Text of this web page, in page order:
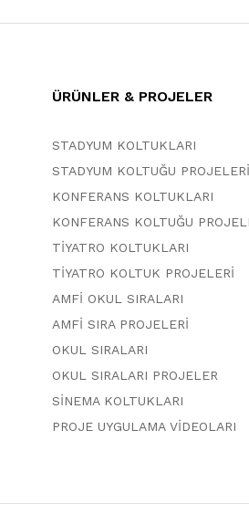
ÜRÜNLER & PROJELER
STADYUM KOLTUKLARI
STADYUM KOLTUĞU PROJELERİ
KONFERANS KOLTUKLARI
KONFERANS KOLTUĞU
TİYATRO KOLTUKLARI
TİYATRO KOLTUK PROJELERİ
AMFİ OKUL SIRALARI
AMFİ SIRA PROJELERİ
OKUL SIRALARI
OKUL SIRALARI PROJELER
SİNEMA KOLTUKLARI
PROJE UYGULAMA VİDEOLARI